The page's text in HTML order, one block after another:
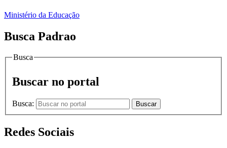
Ministério da Educação
Busca Padrao
Busca
Buscar no portal
Busca: Buscar
Redes Sociais